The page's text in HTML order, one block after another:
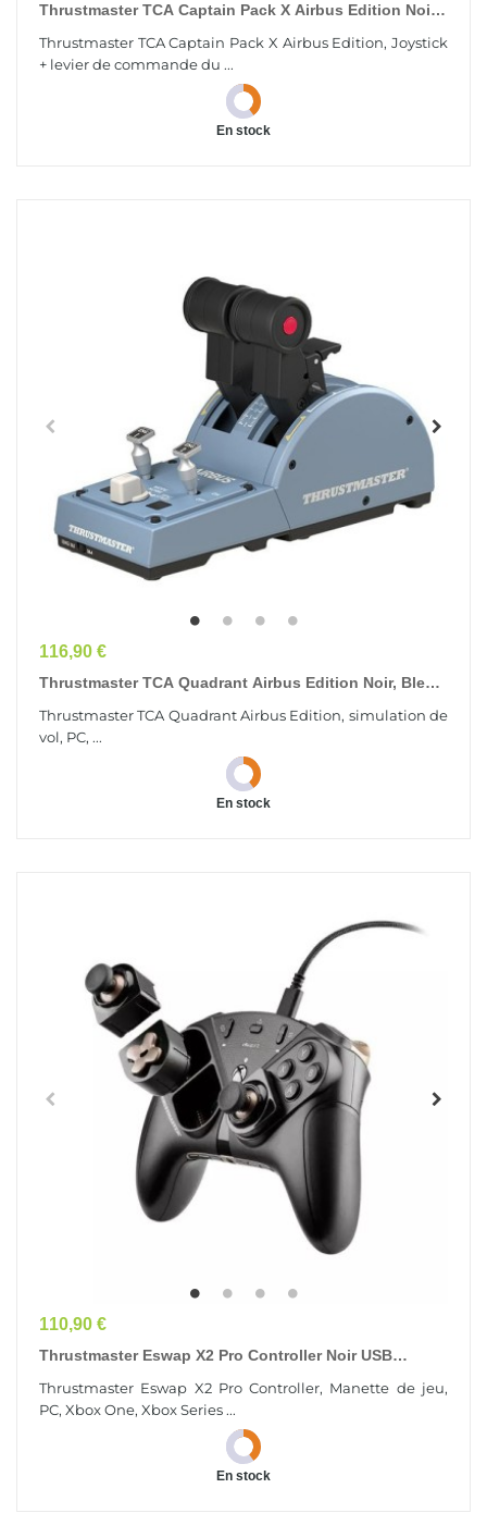
Thrustmaster TCA Captain Pack X Airbus Edition Noir,
Thrustmaster TCA Captain Pack X Airbus Edition, Joystick
+ levier de commande du ...
En stock
Prix
116,90 €
Thrustmaster TCA Quadrant Airbus Edition Noir, Bleu
Thrustmaster TCA Quadrant Airbus Edition, simulation de
vol, PC, ...
En stock
Prix
110,90 €
Thrustmaster Eswap X2 Pro Controller Noir USB
Thrustmaster Eswap X2 Pro Controller, Manette de jeu,
PC, Xbox One, Xbox Series ...
En stock